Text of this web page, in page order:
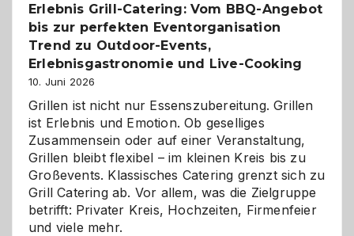
Erlebnis Grill-Catering: Vom BBQ-Angebot
bis zur perfekten Eventorganisation
Trend zu Outdoor-Events,
Erlebnisgastronomie und Live-Cooking
10. Juni 2026
Grillen ist nicht nur Essenszubereitung. Grillen
ist Erlebnis und Emotion. Ob geselliges
Zusammensein oder auf einer Veranstaltung,
Grillen bleibt flexibel – im kleinen Kreis bis zu
Großevents. Klassisches Catering grenzt sich zu
Grill Catering ab. Vor allem, was die Zielgruppe
betrifft: Privater Kreis, Hochzeiten, Firmenfeier
und viele mehr.